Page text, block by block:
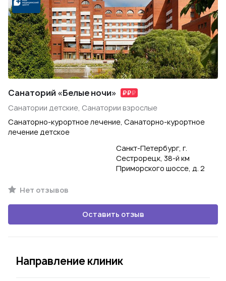
Санаторий «Белые ночи»
Санатории детские, Санатории взрослые
Санаторно-курортное лечение, Санаторно-курортное
лечение детское
Санкт-Петербург, г.
Сестрорецк, 38-й км
Приморского шоссе, д. 2
Нет отзывов
Оставить отзыв
Направление клиник